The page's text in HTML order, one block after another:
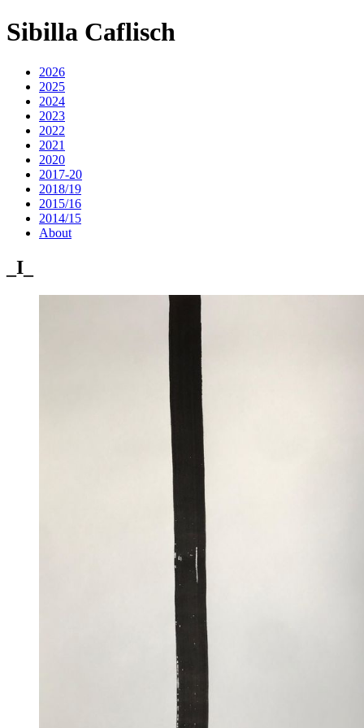
Sibilla Caflisch
2026
2025
2024
2023
2022
2021
2020
2017-20
2018/19
2015/16
2014/15
About
_I_